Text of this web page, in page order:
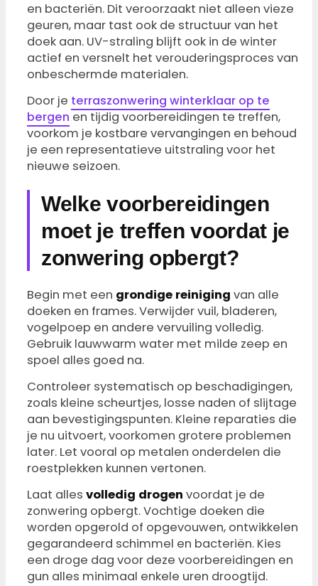
en bacteriën. Dit veroorzaakt niet alleen vieze
geuren, maar tast ook de structuur van het
doek aan. UV-straling blijft ook in de winter
actief en versnelt het verouderingsproces van
onbeschermde materialen.
Door je terraszonwering winterklaar op te
bergen en tijdig voorbereidingen te treffen,
voorkom je kostbare vervangingen en behoud
je een representatieve uitstraling voor het
nieuwe seizoen.
Welke voorbereidingen
moet je treffen voordat je
zonwering opbergt?
Begin met een grondige reiniging van alle
doeken en frames. Verwijder vuil, bladeren,
vogelpoep en andere vervuiling volledig.
Gebruik lauwwarm water met milde zeep en
spoel alles goed na.
Controleer systematisch op beschadigingen,
zoals kleine scheurtjes, losse naden of slijtage
aan bevestigingspunten. Kleine reparaties die
je nu uitvoert, voorkomen grotere problemen
later. Let vooral op metalen onderdelen die
roestplekken kunnen vertonen.
Laat alles volledig drogen voordat je de
zonwering opbergt. Vochtige doeken die
worden opgerold of opgevouwen, ontwikkelen
gegarandeerd schimmel en bacteriën. Kies
een droge dag voor deze voorbereidingen en
gun alles minimaal enkele uren droogtijd.